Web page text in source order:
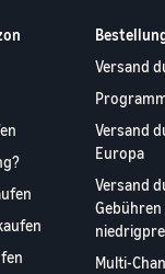
Versand
Versand
Europa
Versand
Multi-